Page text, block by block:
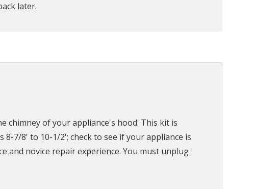
later.
chimney of your appliance's hood. This kit is
7/8' to 10-1/2'; check to see if your appliance is
and novice repair experience. You must unplug